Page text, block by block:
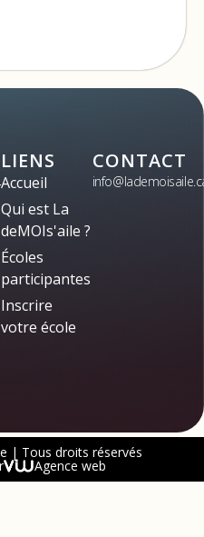
LIENS
Accueil
Qui est La
deMOIs'aile ?
Écoles
participantes
Inscrire
votre école
CONTACT
| Tous droits réservés
Agence web